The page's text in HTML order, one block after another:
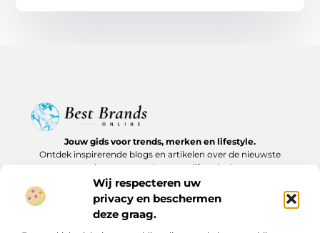
Wij respecteren uw
privacy en beschermen
deze graag.
Jouw gids voor trends, merken en lifestyle.
Ontdek inspirerende blogs en artikelen over de nieuwste
producten, must-haves en lifestyle tips.
Bericht categorie